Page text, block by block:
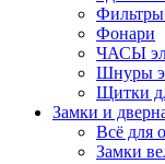
Фильтры
Фонари
ЧАСЫ
Шнуры
Щитки
Замки и
Всё для
Замки